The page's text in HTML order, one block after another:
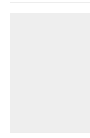
trường phối hợp